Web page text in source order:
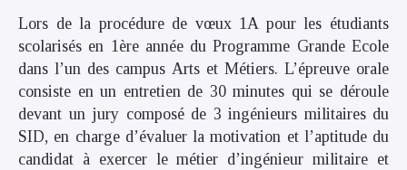
Lors de la procédure de vœux 1A pour les étudiants
scolarisés en 1ère année du Programme Grande Ecole
dans l’un des campus Arts et Métiers. L’épreuve orale
consiste en un entretien de 30 minutes qui se déroule
devant un jury composé de 3 ingénieurs militaires du
SID, en charge d’évaluer la motivation et l’aptitude du
candidat à exercer le métier d’ingénieur militaire et